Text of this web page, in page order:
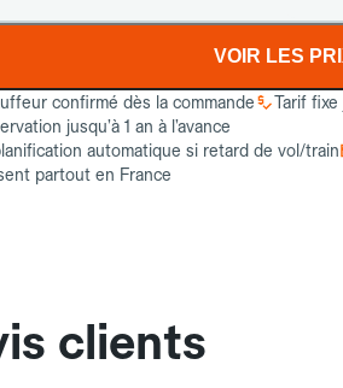
VOIR LES
confirmé dès la commande
Tarif
jusqu’à 1 an à l’avance
automatique si retard de vol/train
partout en France
clients